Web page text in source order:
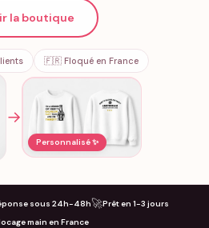
la boutique
🇫🇷 Floqué en France
→
Personnalisé ✨
sous 24h-48h🚀Prêt en 1-3 jours
main en France